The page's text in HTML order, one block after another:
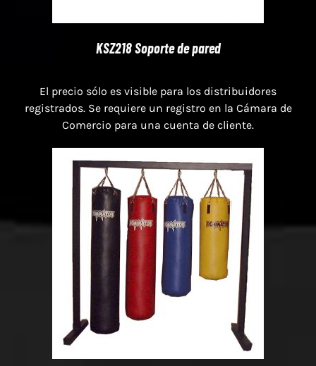
KSZ218 Soporte de pared
El precio sólo es visible para los distribuidores
registrados. Se requiere un registro en la Cámara de
Comercio para una cuenta de cliente.